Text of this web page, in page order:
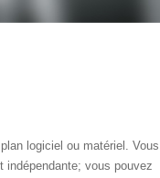
logiciel ou matériel. Vous
indépendante; vous pouvez